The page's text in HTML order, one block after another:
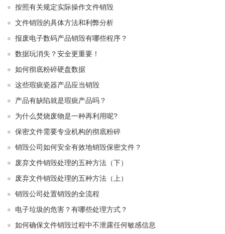
按照有关规定实际操作文件销毁
文件销毁的具体方法和利弊分析
报废电子数码产品销毁有哪些程序？
数据玩消失？安全更重要！
如何彻底粉碎硬盘数据
这些瑕疵瓷器产品应当销毁
产品有缺陷就是瑕疵产品吗？
为什么焚烧废物是一种再利用呢?
保密文件需要专业机构的彻底粉碎
销毁公司如何安全有效地销毁保密文件？
废弃文件销毁处理的五种方法（下）
废弃文件销毁处理的五种方法（上）
销毁公司处置销毁的全流程
电子垃圾的危害？有哪些处理方式？
如何确保文件销毁过程中不泄露任何敏感信息